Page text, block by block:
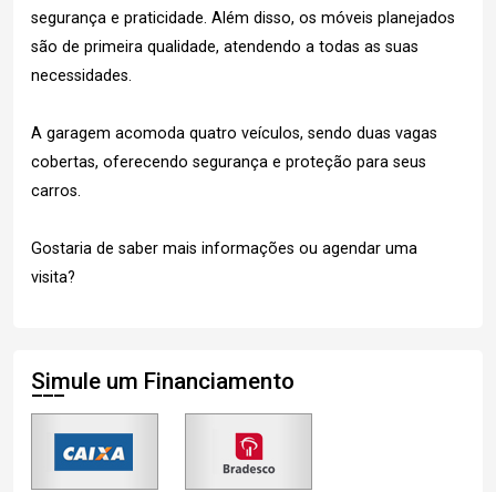
segurança e praticidade. Além disso, os móveis planejados
são de primeira qualidade, atendendo a todas as suas
necessidades.
A garagem acomoda quatro veículos, sendo duas vagas
cobertas, oferecendo segurança e proteção para seus
carros.
Gostaria de saber mais informações ou agendar uma
visita?
Simule um Financiamento